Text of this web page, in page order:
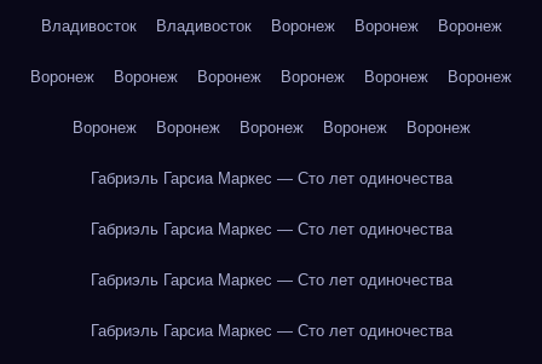
Владивосток Владивосток Воронеж Воронеж Воронеж
Воронеж Воронеж Воронеж Воронеж Воронеж Воронеж
Воронеж Воронеж Воронеж Воронеж Воронеж
Габриэль Гарсиа Маркес — Сто лет одиночества
Габриэль Гарсиа Маркес — Сто лет одиночества
Габриэль Гарсиа Маркес — Сто лет одиночества
Габриэль Гарсиа Маркес — Сто лет одиночества